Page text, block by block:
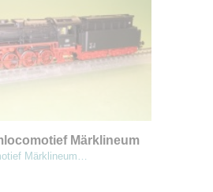
Märklineum
44 Märklineum…